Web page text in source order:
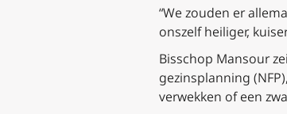
“We zouden er
onszelf heiliger,
Bisschop Mansour
gezinsplanning
verwekken of een